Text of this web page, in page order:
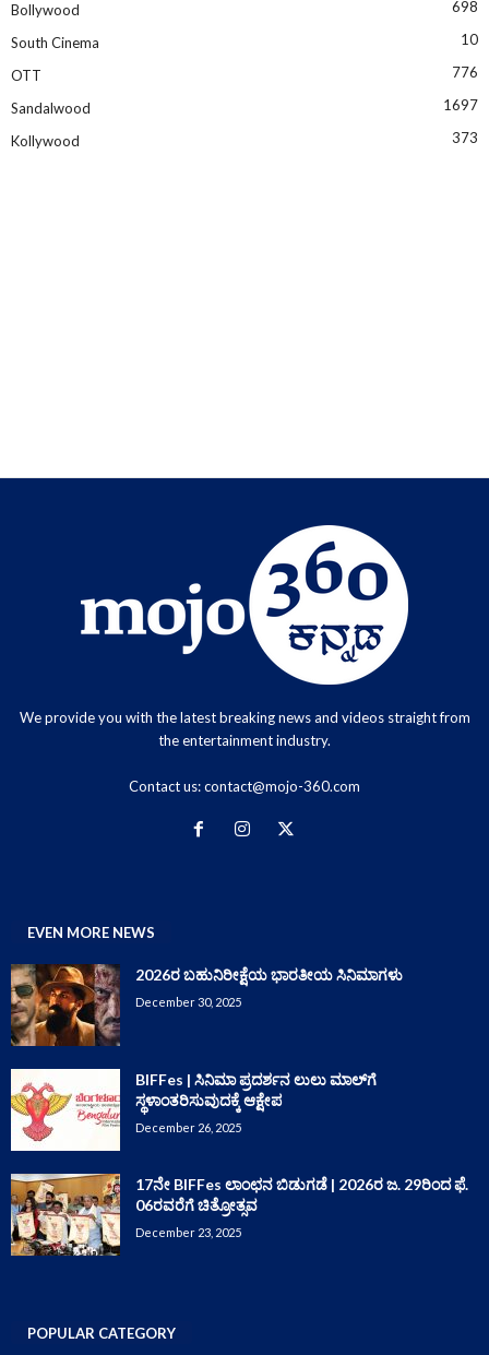
Bollywood 698
South Cinema 10
OTT 776
Sandalwood 1697
Kollywood 373
We provide you with the latest breaking news and videos straight from
the entertainment industry.
Contact us:contact@mojo-360.com
EVEN MORE NEWS
2026ರ ಬಹುನಿರೀಕ್ಷೆಯ ಭಾರತೀಯ ಸಿನಿಮಾಗಳು
December 30, 2025
BIFFes | ಸಿನಿಮಾ ಪ್ರದರ್ಶನ ಲುಲು ಮಾಲ್‌ಗೆ
ಸ್ಥಳಾಂತರಿಸುವುದಕ್ಕೆ ಆಕ್ಷೇಪ
December 26, 2025
17ನೇ BIFFes ಲಾಂಛನ ಬಿಡುಗಡೆ | 2026ರ ಜ. 29ರಿಂದ ಫೆ.
06ರವರೆಗೆ ಚಿತ್ರೋತ್ಸವ
December 23, 2025
POPULAR CATEGORY